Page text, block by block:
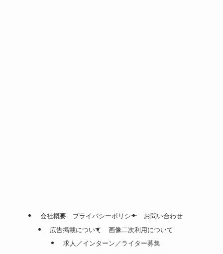
会社概要 プライバシーポリシー
お問い合わせ
広告掲載について
画像二次利用について
求人／インターン／ライター募集